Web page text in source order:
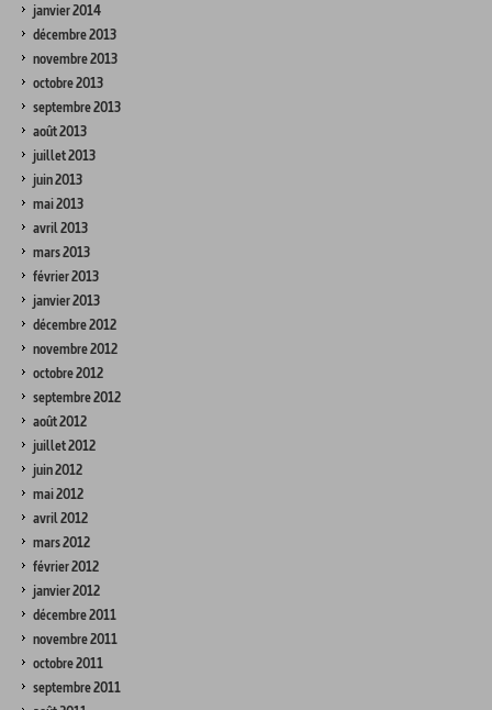
janvier 2014
décembre 2013
novembre 2013
octobre 2013
septembre 2013
août 2013
juillet 2013
juin 2013
mai 2013
avril 2013
mars 2013
février 2013
janvier 2013
décembre 2012
novembre 2012
octobre 2012
septembre 2012
août 2012
juillet 2012
juin 2012
mai 2012
avril 2012
mars 2012
février 2012
janvier 2012
décembre 2011
novembre 2011
octobre 2011
septembre 2011